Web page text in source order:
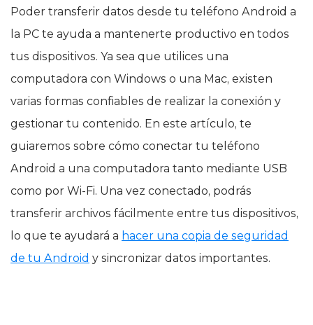
Poder transferir datos desde tu teléfono Android a
la PC te ayuda a mantenerte productivo en todos
tus dispositivos. Ya sea que utilices una
computadora con Windows o una Mac, existen
varias formas confiables de realizar la conexión y
gestionar tu contenido. En este artículo, te
guiaremos sobre cómo conectar tu teléfono
Android a una computadora tanto mediante USB
como por Wi-Fi. Una vez conectado, podrás
transferir archivos fácilmente entre tus dispositivos,
lo que te ayudará a hacer una copia de seguridad
de tu Android y sincronizar datos importantes.